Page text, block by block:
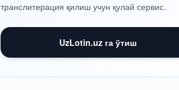
транслитерация қилиш учун қулай сервис.
UzLotin.uz га ўтиш